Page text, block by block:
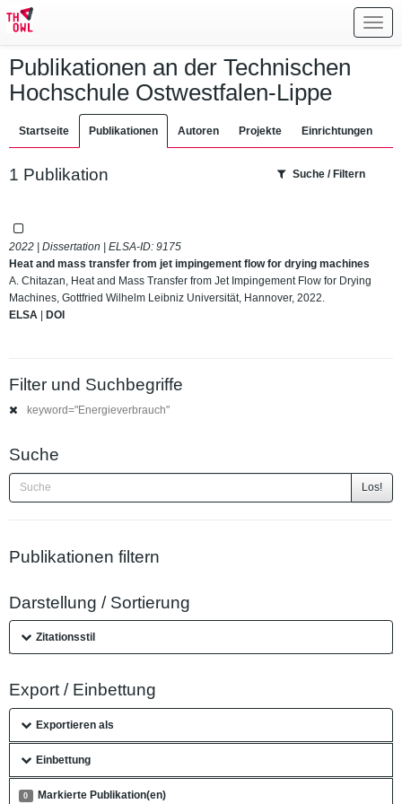
Publikationen an der Technischen
Hochschule Ostwestfalen-Lippe
Startseite Publikationen Autoren Projekte Einrichtungen
1 Publikation Suche / Filtern
2022 | Dissertation | ELSA-ID: 9175
Heat and mass transfer from jet impingement flow for drying machines
A. Chitazan, Heat and Mass Transfer from Jet Impingement Flow for Drying
Machines, Gottfried Wilhelm Leibniz Universität, Hannover, 2022.
ELSA | DOI
Filter und Suchbegriffe
keyword="Energieverbrauch"
Suche
Los!
Publikationen filtern
Darstellung / Sortierung
Zitationsstil
Export / Einbettung
Exportieren als
Einbettung
0 Markierte Publikation(en)